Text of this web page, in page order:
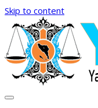
Skip to content